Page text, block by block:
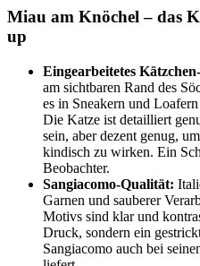
Miau am Knöchel – das
up
Eingearbeitetes
am sichtbaren Rand des
es in Sneakern und
Die Katze ist detailliert
sein, aber dezent genug,
kindisch zu wirken. Ein
Beobachter.
Sangiacomo-Qualität:
Garnen und sauberer
Motivs sind klar und
Druck, sondern ein
Sangiacomo auch bei